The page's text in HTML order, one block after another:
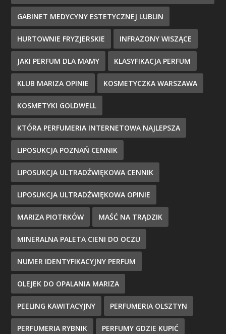
GABINET MEDYCYNY ESTETYCZNEJ LUBLIN
HURTOWNIE FRYZJERSKIE INFRAZONY WISZĄCE
JAKI PERFUM DLA MAMY KLASYFIKACJA PERFUM
KLUB MARIZA OPINIE KOSMETYCZKA WARSZAWA
KOSMETYKI GOLDWELL
KTÓRA PERFUMERIA INTERNETOWA NAJLEPSZA
LIPOSUKCJA POZNAŃ CENNIK
LIPOSUKCJA ULTRADŹWIĘKOWA CENNIK
LIPOSUKCJA ULTRADŹWIĘKOWA OPINIE
MARIZA PIOTRKÓW MAŚĆ NA TRĄDZIK
MINERALNA PALETA CIENI DO OCZU
NUMER IDENTYFIKACYJNY PERFUM
OLEJEK DO OPALANIA MARIZA
PEELING KAWITACYJNY PERFUMERIA OLSZTYN
PERFUMERIA RYBNIK PERFUMY GDZIE KUPIĆ